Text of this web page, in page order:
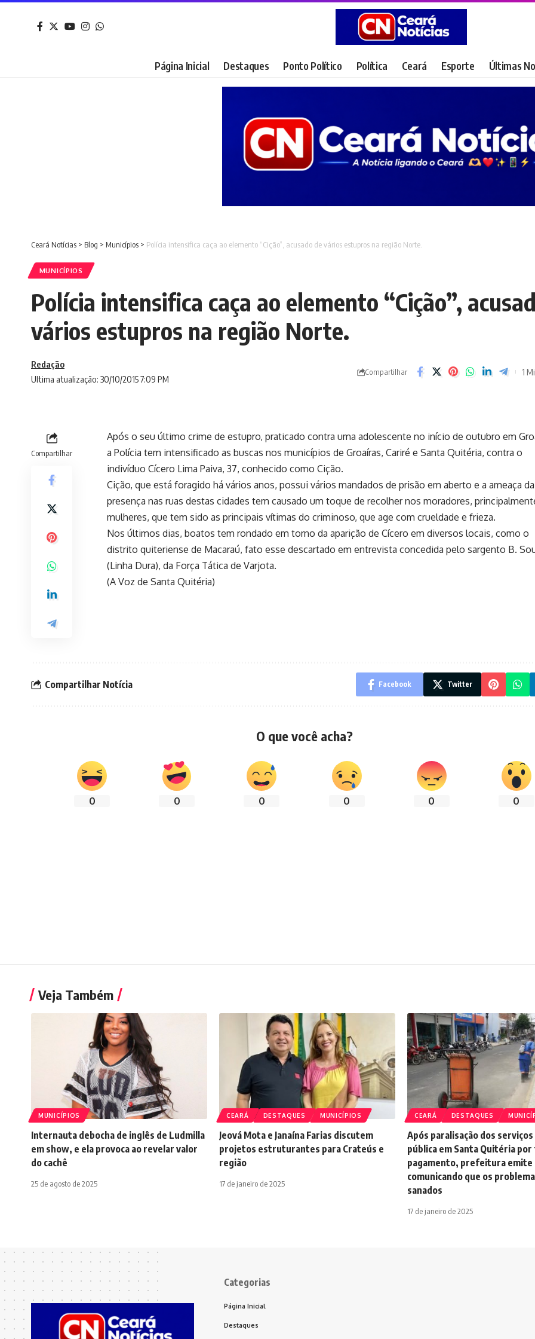
Página Inicial Destaques Ponto Político Política Ceará Esporte Últimas
Ceará Notícias > Blog > Municípios > Polícia intensifica caça ao elemento “Cição”, acusado de vários estupros na região Norte.
MUNICÍPIOS
Polícia intensifica caça ao elemento “Cição”,
vários estupros na região Norte.
Ultima atualização: 30/10/2015 7:09 PM
Redação
Compartilhar 1
Compartilhar
Após o seu último crime de estupro, praticado contra uma adolescente no início de outubro em
a Polícia tem intensificado as buscas nos municípios de Groaíras, Cariré e Santa Quitéria, contra o
indivíduo Cícero Lima Paiva, 37, conhecido como Cição.
Cição, que está foragido há vários anos, possui vários mandados de prisão em aberto e a ameaça
presença nas ruas destas cidades tem causado um toque de recolher nos moradores,
mulheres, que tem sido as principais vítimas do criminoso, que age com crueldade e frieza.
Nos últimos dias, boatos tem rondado em torno da aparição de Cícero em diversos locais, como o
distrito quiteriense de Macaraú, fato esse descartado em entrevista concedida pelo sargento B.
(Linha Dura), da Força Tática de Varjota.
(A Voz de Santa Quitéria)
Compartilhar Notícia Facebook Twitter
O que você acha?
0 0 0 0 0 0
Veja Também
MUNICÍPIOS
Internauta debocha de inglês de Ludmilla
em show, e ela provoca ao revelar valor
do cachê
25 de agosto de 2025
CEARÁ DESTAQUES MUNICÍPIOS
Jeová Mota e Janaína Farias discutem
projetos estruturantes para Crateús e
região
17 de janeiro de 2025
CEARÁ DESTAQUES
Após paralisação dos
pública em Santa Quitéria
pagamento, prefeitura emite
comunicando que os
sanados
17 de janeiro de 2025
Categorias
Página Inicial
Destaques